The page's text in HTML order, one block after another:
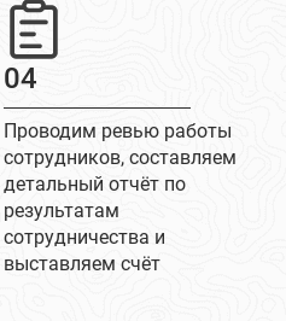
04
Проводим ревью работы
сотрудников, составляем
детальный отчёт по
результатам
сотрудничества и
выставляем счёт